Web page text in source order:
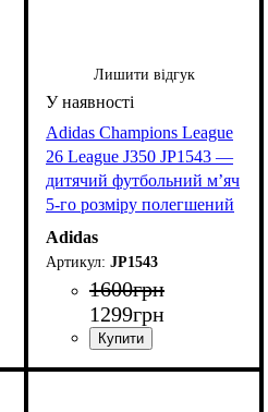
Лишити відгук
Adidas Champions League
26 League J350 JP1543 —
дитячий футбольний м’яч
5-го розміру полегшений
до 350 грам
Adidas
JP1543
1600грн
1299грн